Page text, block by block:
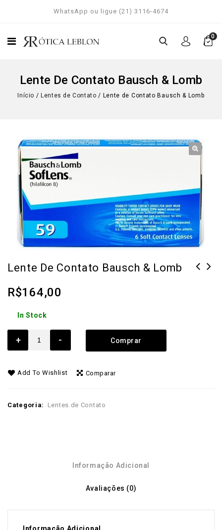
WhatsApp ou ligue (21) 3116-4674
0
Lente De Contato Bausch & Lomb
Início / Lentes de Contato / Lente de Contato Bausch & Lomb
Lente De Contato Bausch & Lomb
R$164,00
In Stock
+ - Comprar
Add To Wishlist Comparar
Categoria: Lentes de Contato
Informação Adicional
Avaliações (0)
Informação Adicional